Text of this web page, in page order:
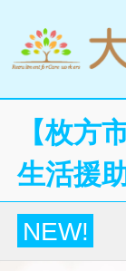
【枚方
生活援
NEW!